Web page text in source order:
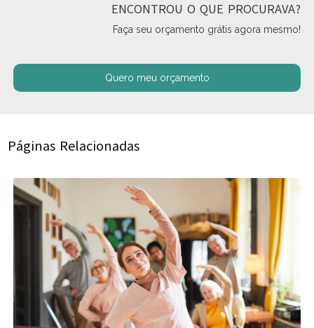
ENCONTROU O QUE PROCURAVA?
Faça seu orçamento grátis agora mesmo!
Quero meu orçamento
Páginas Relacionadas